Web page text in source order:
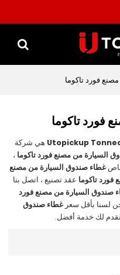
فورد تاكوما
فورد تاكوما
Utopickup هي شركة
السيارة من مصنع فورد تاكوما ،
خاصغطاء صندوق السيارة من مصنع
تاكوما عقد تصنيع ، اتصل بنا
صندوق السيارة من مصنع فورد
لسنا بأقل سعرغطاء صندوق
لك خدمة أفضل.